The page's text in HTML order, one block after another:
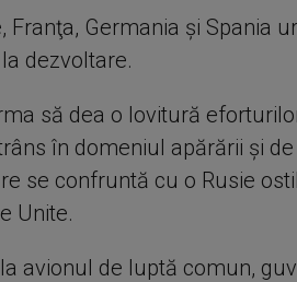
Germania şi Spania
dezvoltare.
să dea o lovitură
în domeniul apărării şi
se confruntă cu o Rusie
Unite.
avionul de luptă comun,